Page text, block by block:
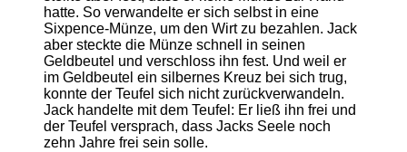
hatte. So verwandelte er sich selbst in eine
Sixpence-Münze, um den Wirt zu bezahlen. Jack
aber steckte die Münze schnell in seinen
Geldbeutel und verschloss ihn fest. Und weil er
im Geldbeutel ein silbernes Kreuz bei sich trug,
konnte der Teufel sich nicht zurückverwandeln.
Jack handelte mit dem Teufel: Er ließ ihn frei und
der Teufel versprach, dass Jacks Seele noch
zehn Jahre frei sein solle.